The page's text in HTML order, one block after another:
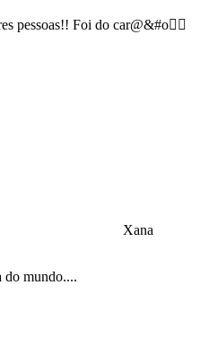
pessoas!! Foi do car@&#o👍🏻
Xana
mundo....